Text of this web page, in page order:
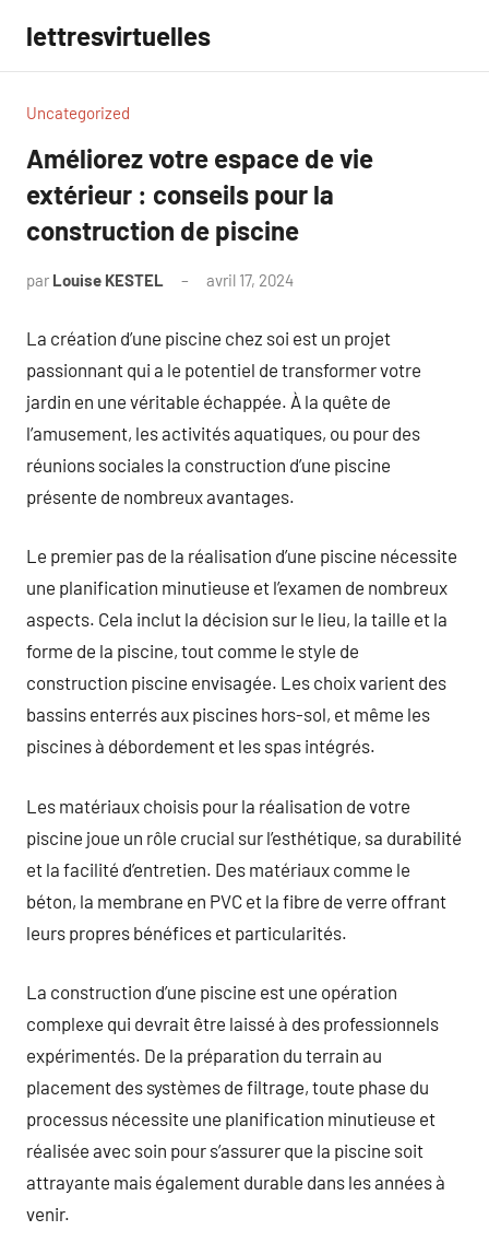
contenu
lettresvirtuelles
Uncategorized
Améliorez votre espace de vie
extérieur : conseils pour la
construction de piscine
par Louise KESTEL avril 17, 2024
La création d’une piscine chez soi est un projet
passionnant qui a le potentiel de transformer votre
jardin en une véritable échappée. À la quête de
l’amusement, les activités aquatiques, ou pour des
réunions sociales la construction d’une piscine
présente de nombreux avantages.
Le premier pas de la réalisation d’une piscine nécessite
une planification minutieuse et l’examen de nombreux
aspects. Cela inclut la décision sur le lieu, la taille et la
forme de la piscine, tout comme le style de
construction piscine envisagée. Les choix varient des
bassins enterrés aux piscines hors-sol, et même les
piscines à débordement et les spas intégrés.
Les matériaux choisis pour la réalisation de votre
piscine joue un rôle crucial sur l’esthétique, sa durabilité
et la facilité d’entretien. Des matériaux comme le
béton, la membrane en PVC et la fibre de verre offrant
leurs propres bénéfices et particularités.
La construction d’une piscine est une opération
complexe qui devrait être laissé à des professionnels
expérimentés. De la préparation du terrain au
placement des systèmes de filtrage, toute phase du
processus nécessite une planification minutieuse et
réalisée avec soin pour s’assurer que la piscine soit
attrayante mais également durable dans les années à
venir.